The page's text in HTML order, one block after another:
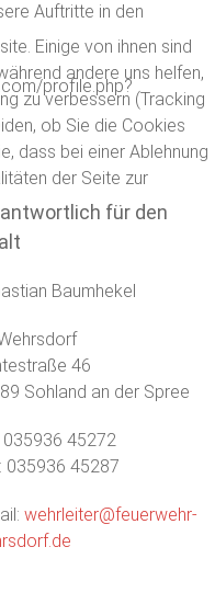
Auftritte in den
profile.php?
für den
Baumhekel
46
Sohland an der Spree
035936 45272
035936 45287
wehrleiter@feuerwehr-
Einige von ihnen sind
andere uns helfen,
zu verbessern (Tracking
ob Sie die Cookies
dass bei einer Ablehnung
der Seite zur